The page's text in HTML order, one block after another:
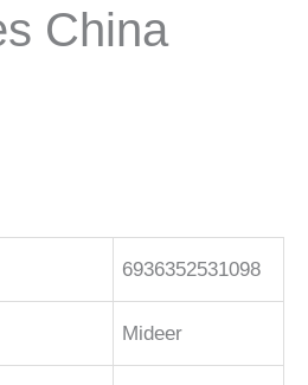
China
6936352531098
Mideer